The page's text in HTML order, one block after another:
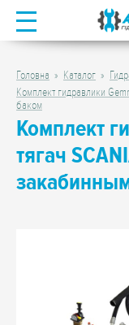
Головна Каталог
Комплект гидравлики
баком
Комплект
тягач